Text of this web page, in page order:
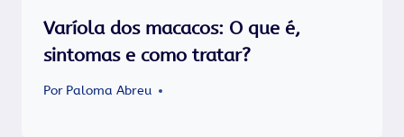
Varíola dos macacos: O que é,
sintomas e como tratar?
Por Paloma Abreu